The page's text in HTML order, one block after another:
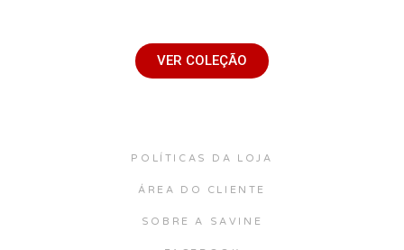
VER COLEÇÃO
POLÍTICAS DA LOJA
ÁREA DO CLIENTE
SOBRE A SAVINE